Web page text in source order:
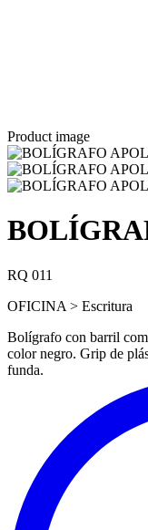
Product image
RQ 011
OFICINA > Escritura
Bolígrafo con barril
color negro. Grip de
funda.